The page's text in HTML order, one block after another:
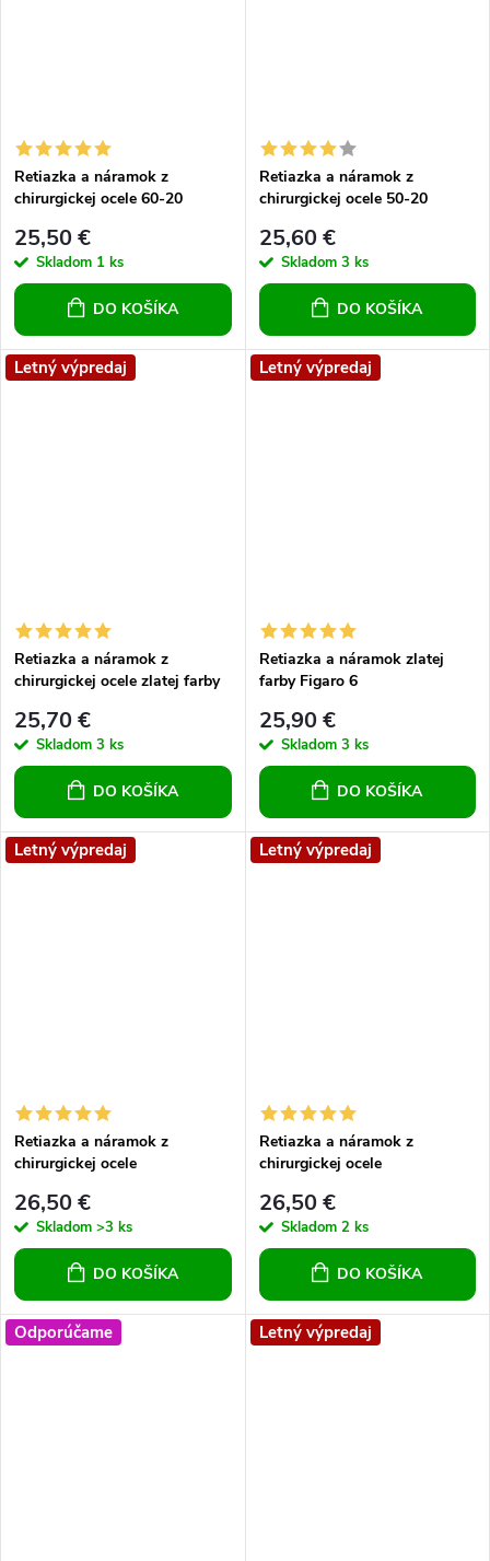
Retiazka a náramok z
chirurgickej ocele 60-20
25,50 €
Skladom 1 ks
DO KOŠÍKA
Retiazka a náramok z
chirurgickej ocele 50-20
25,60 €
Skladom 3 ks
DO KOŠÍKA
Letný výpredaj
Retiazka a náramok z
chirurgickej ocele zlatej farby
25,70 €
Skladom 3 ks
DO KOŠÍKA
Letný výpredaj
Retiazka a náramok zlatej
farby Figaro 6
25,90 €
Skladom 3 ks
DO KOŠÍKA
Letný výpredaj
Retiazka a náramok z
chirurgickej ocele
26,50 €
Skladom >3 ks
DO KOŠÍKA
Letný výpredaj
Retiazka a náramok z
chirurgickej ocele
26,50 €
Skladom 2 ks
DO KOŠÍKA
Odporúčame Letný výpredaj